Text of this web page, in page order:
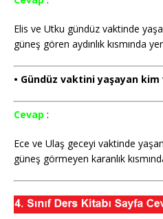
Elis ve Utku gündüz vaktinde
güneş gören aydınlık kısmında
• Gündüz vaktini yaşayan
Cevap :
Ece ve Ulaş geceyi vaktinde
güneş görmeyen karanlık